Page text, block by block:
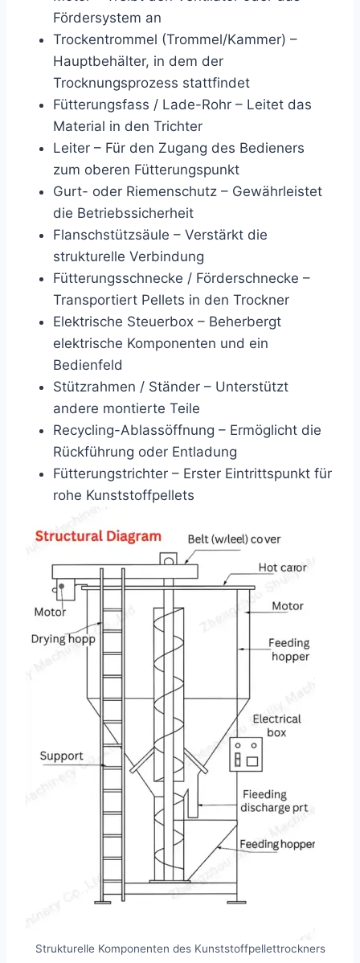
Fördersystem an
Trockentrommel (Trommel/Kammer) –
Hauptbehälter, in dem der
Trocknungsprozess stattfindet
Fütterungsfass / Lade-Rohr – Leitet das
Material in den Trichter
Leiter – Für den Zugang des Bedieners
zum oberen Fütterungspunkt
Gurt- oder Riemenschutz – Gewährleistet
die Betriebssicherheit
Flanschstützsäule – Verstärkt die
strukturelle Verbindung
Fütterungsschnecke / Förderschnecke –
Transportiert Pellets in den Trockner
Elektrische Steuerbox – Beherbergt
elektrische Komponenten und ein
Bedienfeld
Stützrahmen / Ständer – Unterstützt
andere montierte Teile
Recycling-Ablassöffnung – Ermöglicht die
Rückführung oder Entladung
Fütterungstrichter – Erster Eintrittspunkt für
rohe Kunststoffpellets
Strukturelle Komponenten des Kunststoffpellettrockners